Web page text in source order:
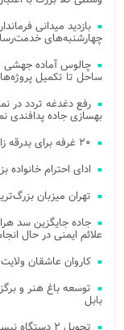
چهارشنبه‌های
ساحل تا تکمیل
رفع دغدغه تردد در
بهسازی جاده پدافندی
۲۰ غرفه برای بدرقه زائران آقای شهید ایران در مسیر طریق الرضا برپا شد
ادای احترام
تهران میزبان
جاده جایگزین سد
علائم ایمنی در حال
کاروان عاشقان ولایت با ۲ دستگاه اتوبوس از بلده راهی
بابل